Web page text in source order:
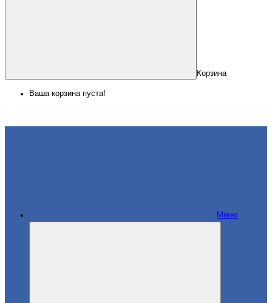
Корзина
Ваша корзина пуста!
Меню